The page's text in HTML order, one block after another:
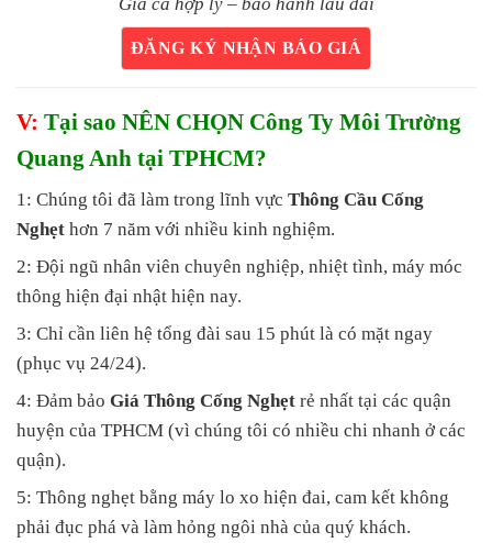
Giá cả hợp lý – bảo hành lâu dài
ĐĂNG KÝ NHẬN BÁO GIÁ
V: Tại sao NÊN CHỌN Công Ty Môi Trường
Quang Anh tại TPHCM?
1: Chúng tôi đã làm trong lĩnh vực Thông Cầu Cống
Nghẹt hơn 7 năm với nhiều kinh nghiệm.
2: Đội ngũ nhân viên chuyên nghiệp, nhiệt tình, máy móc
thông hiện đại nhật hiện nay.
3: Chỉ cần liên hệ tổng đài sau 15 phút là có mặt ngay
(phục vụ 24/24).
4: Đảm bảo Giá Thông Cống Nghẹt rẻ nhất tại các quận
huyện của TPHCM (vì chúng tôi có nhiều chi nhanh ở các
quận).
5: Thông nghẹt bằng máy lo xo hiện đai, cam kết không
phải đục phá và làm hỏng ngôi nhà của quý khách.